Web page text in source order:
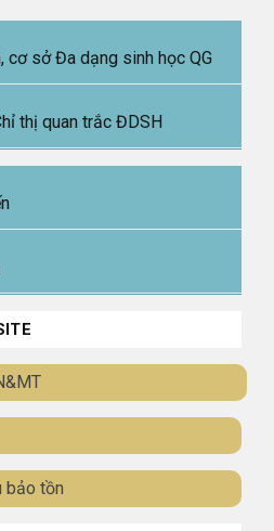
cơ sở Đa dạng sinh học QG
thị quan trắc ĐDSH
bảo tồn